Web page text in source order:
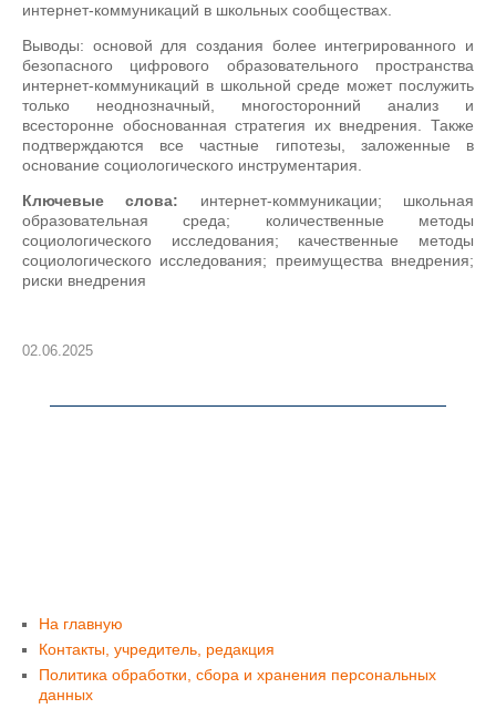
интернет-коммуникаций в школьных сообществах.
Выводы: основой для создания более интегрированного и
безопасного цифрового образовательного пространства
интернет-коммуникаций в школьной среде может послужить
только неоднозначный, многосторонний анализ и
всесторонне обоснованная стратегия их внедрения. Также
подтверждаются все частные гипотезы, заложенные в
основание социологического инструментария.
Ключевые слова: интернет-коммуникации; школьная
образовательная среда; количественные методы
социологического исследования; качественные методы
социологического исследования; преимущества внедрения;
риски внедрения
02.06.2025
На главную
Контакты, учредитель, редакция
Политика обработки, сбора и хранения персональных
данных